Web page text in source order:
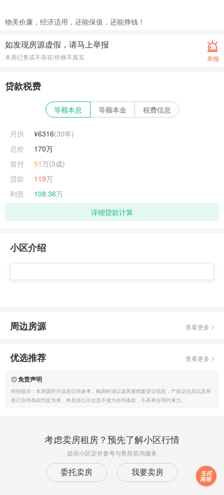
物美价廉，经济适用，还能保值，还能挣钱！
举报
如发现房源虚假，请马上举报
本房已售或不存在/价格不真实
贷款税费
等额本息 等额本金 税费信息
月供 ¥6316(30年)
总价
170万
首付
51万(3成)
贷款
119万
利息
108.36万
详细贷款计算
小区介绍
周边房源 查看更多
优选推荐 查看更多
免责声明
特别提示：本房源所示信息仅供参考，购房时请以该房屋档案登记信息，产权证信息以及所
签订合同条款约定为准，本房源公示信息不做为合同条款，不具有合同约束力。
考虑卖房租房？预先了解小区行情
提供小区定价参考与售前咨询服务
委托卖房 我要卖房